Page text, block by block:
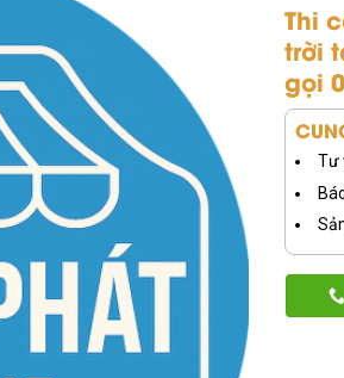
Thi
trời
gọi
Tư